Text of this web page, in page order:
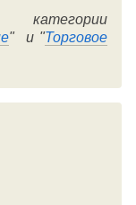
" и "Торговое